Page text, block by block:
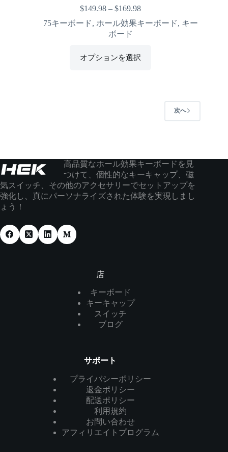
$149.98 –$169.98
75キーボード, ホール効果キーボード, キー
ボード
オプションを選択
次へ
高品質なホール効果キーボードを見
つけて、個性的なキーキャップ、磁
気スイッチ、その他のアクセサリーでセットアップを
強化し、真にパーソナライズされた体験を実現しまし
ょう！
店
キーボード
キーキャップ
スイッチ
ブログ
サポート
プライバシーポリシー
返金ポリシー
配送ポリシー
利用規約
お問い合わせ
アフィリエイトプログラム